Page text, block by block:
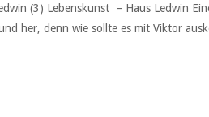
(3) Lebenskunst – Haus Ledwin
her, denn wie sollte es mit Viktor